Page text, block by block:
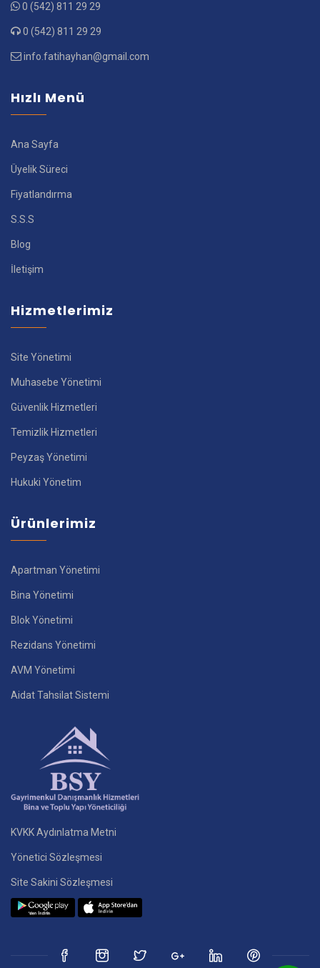
0 (542) 811 29 29
0 (542) 811 29 29
info.fatihayhan@gmail.com
Hızlı Menü
Ana Sayfa
Üyelik Süreci
Fiyatlandırma
S.S.S
Blog
İletişim
Hizmetlerimiz
Site Yönetimi
Muhasebe Yönetimi
Güvenlik Hizmetleri
Temizlik Hizmetleri
Peyzaş Yönetimi
Hukuki Yönetim
Ürünlerimiz
Apartman Yönetimi
Bina Yönetimi
Blok Yönetimi
Rezidans Yönetimi
AVM Yönetimi
Aidat Tahsilat Sistemi
KVKK Aydınlatma Metni
Yönetici Sözleşmesi
Site Sakini Sözleşmesi